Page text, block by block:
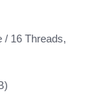
/ 16 Threads,